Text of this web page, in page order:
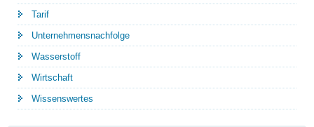
Tarif
Unternehmensnachfolge
Wasserstoff
Wirtschaft
Wissenswertes